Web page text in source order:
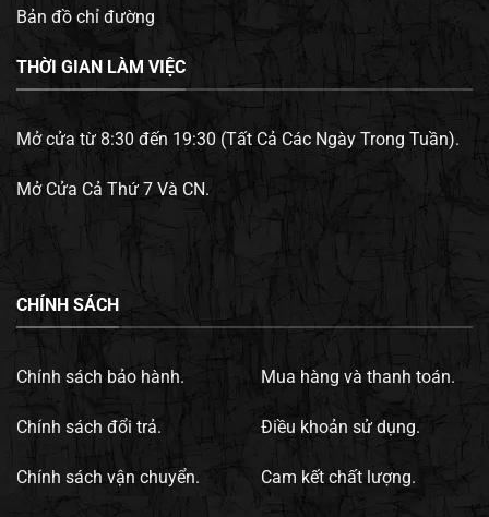
Bản đồ chỉ đường
THỜI GIAN LÀM VIỆC
Mở cửa từ 8:30 đến 19:30 (Tất Cả Các Ngày Trong Tuần).
Mở Cửa Cả Thứ 7 Và CN.
CHÍNH SÁCH
Chính sách bảo hành.
Chính sách đổi trả.
Chính sách vận chuyển.
Mua hàng và thanh toán.
Điều khoản sử dụng.
Cam kết chất lượng.